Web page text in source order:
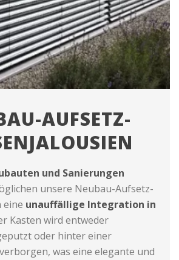
AUFSETZ-
und Sanierungen
unsere Neubau-Aufsetz-
eine unauffällige Integration in
Kasten wird entweder
oder hinter einer
was eine elegante und